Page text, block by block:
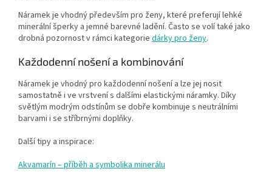
Náramek je vhodný především pro ženy, které preferují lehké
minerální šperky a jemné barevné ladění. Často se volí také jako
drobná pozornost v rámci kategorie dárky pro ženy.
Každodenní nošení a kombinování
Náramek je vhodný pro každodenní nošení a lze jej nosit
samostatně i ve vrstvení s dalšími elastickými náramky. Díky
světlým modrým odstínům se dobře kombinuje s neutrálními
barvami i se stříbrnými doplňky.
Další tipy a inspirace:
Akvamarín – příběh a symbolika minerálu